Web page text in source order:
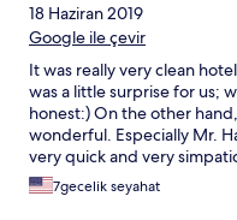
18 Haziran 2019
Google ile çevir
It was really very clean
was a little surprise for us;
honest:) On the other
wonderful. Especially Mr.
very quick and very
7gecelik seyahat